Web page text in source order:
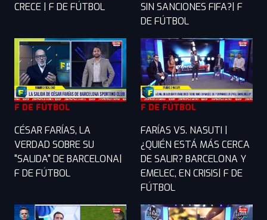
CRECE | F DE FÚTBOL
SIN SANCIONES FIFA?| F
DE FÚTBOL
F DE FÚTBOL
CÉSAR FARÍAS, LA
VERDAD SOBRE SU
"SALIDA" DE BARCELONA|
F DE FÚTBOL
F DE FÚTBOL
FARÍAS VS. NASUTI |
¿QUIÉN ESTÁ MÁS CERCA
DE SALIR? BARCELONA Y
EMELEC, EN CRISIS| F DE
FÚTBOL